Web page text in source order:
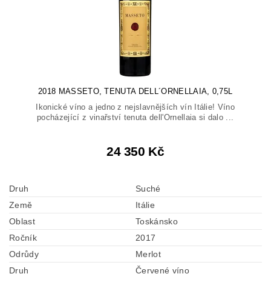
2018 MASSETO, TENUTA DELL´ORNELLAIA, 0,75L
Ikonické víno a jedno z nejslavnějších vín Itálie! Víno
pocházející z vinařství tenuta dell'Ornellaia si dalo ...
24 350 Kč
Druh
Suché
Země
Itálie
Oblast
Toskánsko
Ročník
2017
Odrůdy
Merlot
Druh
Červené víno